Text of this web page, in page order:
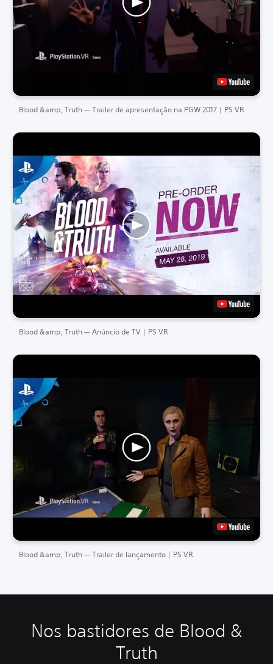
Blood &amp; Truth — Trailer de apresentação na PGW 2017 | PS VR
Blood &amp; Truth — Anúncio de TV | PS VR
Blood &amp; Truth — Trailer de lançamento | PS VR
Nos bastidores de Blood &
Truth